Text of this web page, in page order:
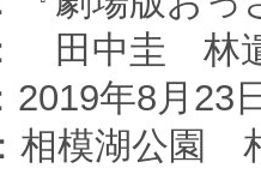
中圭 林遣
年8月23
相模湖公園